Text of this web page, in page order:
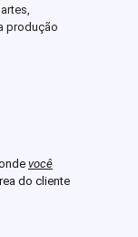
produção
você
do cliente